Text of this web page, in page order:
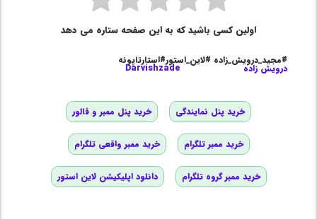
اولین کسی باشید که به این صفحه ستاره می دهد
#مجید_درویش_زاده #لاین_استور#استارتاپونه
درویش زاده Darvishzade
خرید پنل نمایندگی خرید پنل ممبر و فالور
خرید ممبر تلگرام خرید ممبر واقعی تلگرام
خرید ممبر گروه تلگرام دانلود اپلیکیشن لاین استور